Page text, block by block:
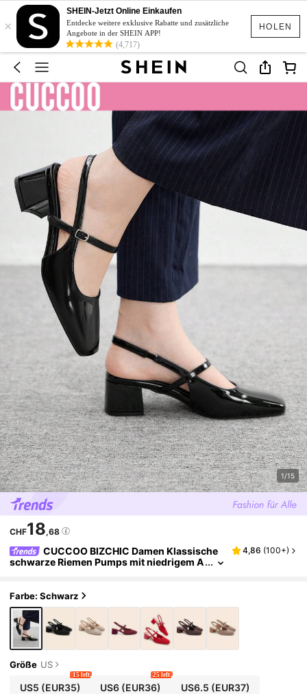
HOLEN
×
SHEIN-Jetzt Online Einkaufen
Entdecke weitere exklusive Rabatte und zusätzliche
Angebote in der SHEIN APP!
(4,717)
1/15
CHF18,68
CUCCOO BIZCHIC Damen Klassische
schwarze Riemen Pumps mit niedrigem A
4,86 (100+)
Farbe: Schwarz
Größe US
US5 (EUR35)
15 left
US6 (EUR36)
25 left
US6.5 (EUR37)